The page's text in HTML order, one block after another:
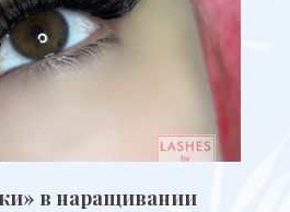
в наращивании